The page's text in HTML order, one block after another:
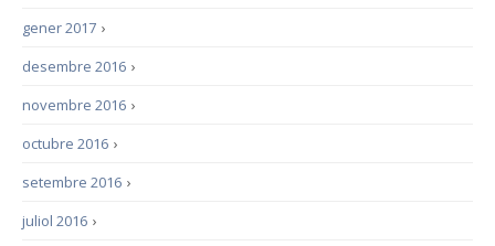
›
gener 2017
›
desembre 2016
›
novembre 2016
›
octubre 2016
›
setembre 2016
›
juliol 2016